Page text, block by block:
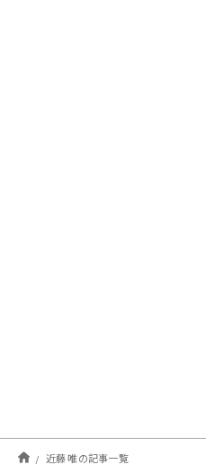
近藤 唯の記事一覧